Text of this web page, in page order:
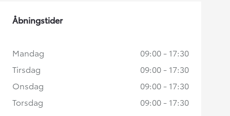
Åbningstider
Mandag
09:00 - 17:30
Tirsdag
09:00 - 17:30
Onsdag
09:00 - 17:30
Torsdag
09:00 - 17:30